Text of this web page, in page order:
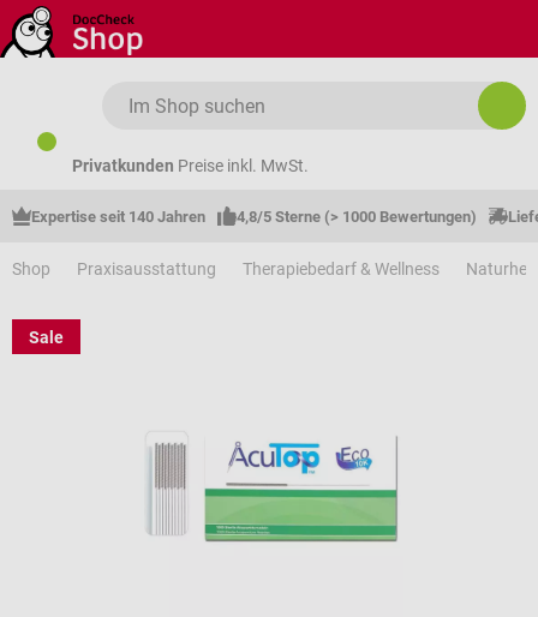
Zum Hauptinhalt springen
Privatkunden Preise inkl. MwSt.
Expertise seit 140 Jahren 4,8/5 Sterne (> 1000 Bewertungen)
Shop Praxisausstattung Therapiebedarf & Wellness
Sale